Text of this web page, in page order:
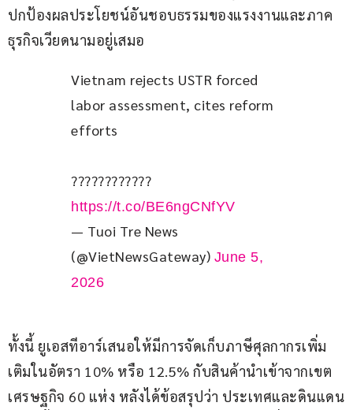
ปกป้องผลประโยชน์อันชอบธรรมของแรงงานและภาค
ธุรกิจเวียดนามอยู่เสมอ
Vietnam rejects USTR forced
labor assessment, cites reform
efforts
????????????
https://t.co/BE6ngCNfYV
— Tuoi Tre News
(@VietNewsGateway) June 5,
2026
ทั้งนี้ ยูเอสทีอาร์เสนอให้มีการจัดเก็บภาษีศุลกากรเพิ่ม
เติมในอัตรา 10% หรือ 12.5% กับสินค้านำเข้าจากเขต
เศรษฐกิจ 60 แห่ง หลังได้ข้อสรุปว่า ประเทศและดินแดน